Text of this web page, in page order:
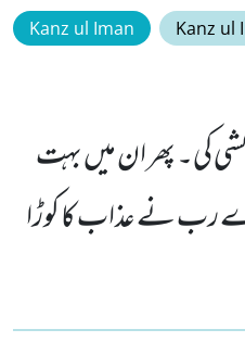
Kanz ul Iman Kanz ul
کی۔ پھر ان میں بہت
رب نے عذاب کا کوڑا